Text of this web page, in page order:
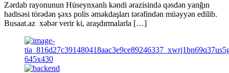
Zərdab rayonunun Hüseynxanlı kəndi ərazisində qəsdən yanğın
hadisəsi törədən şəxs polis əməkdaşları tərəfindən müəyyən edilib.
Busaat.az xəbər verir ki, araşdırmalarla […]